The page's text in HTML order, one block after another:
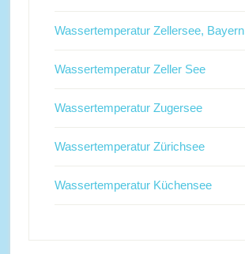
Wassertemperatur Zellersee, Bayern
Wassertemperatur Zeller See
Wassertemperatur Zugersee
Wassertemperatur Zürichsee
Wassertemperatur Küchensee